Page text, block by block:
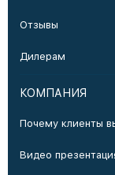
Отзывы
Дилерам
КОМПАНИЯ
Почему клиенты
Видео